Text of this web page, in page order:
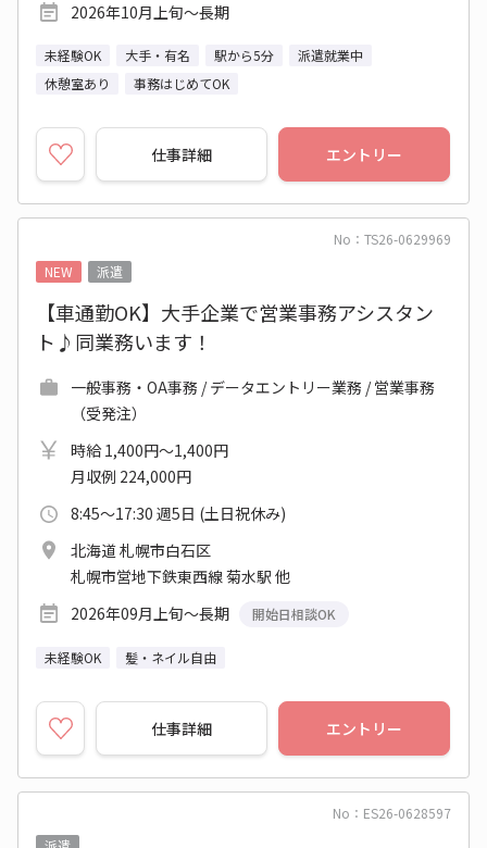
2026年10月上旬～長期
未経験OK 大手・有名 駅から5分
派遣就業中
休憩室あり
事務はじめてOK
仕事詳細 エントリー
No：TS26-0629969
NEW
派遣
【車通勤OK】大手企業で営業事務アシスタン
ト♪同業務います！
一般事務・OA事務 / データエントリー業務 / 営業事務
（受発注）
時給 1,400円～1,400円
月収例 224,000円
8:45～17:30 週5日 (土日祝休み)
北海道 札幌市白石区
札幌市営地下鉄東西線 菊水駅 他
2026年09月上旬～長期
開始日相談OK
未経験OK 髪・ネイル自由
仕事詳細 エントリー
No：ES26-0628597